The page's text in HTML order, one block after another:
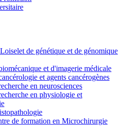
de génétique et de génomique
et d'imagerie médicale
et agents cancérogènes
en neurosciences
en physiologie et
de formation en Microchirurgie